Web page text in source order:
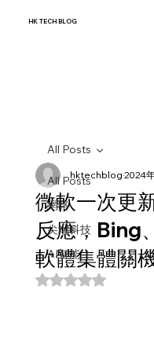
HK TECH BLOG
All Posts
網路
尖端科技
AI智能
All Posts
微軟一次更
反應，Bing
軟體集體關
hktechblog2024
評等為 NaN（最